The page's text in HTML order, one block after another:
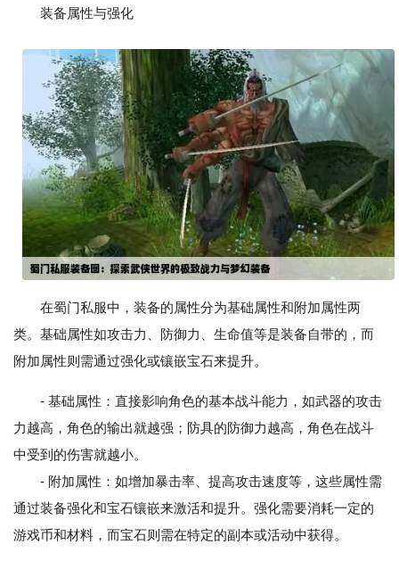
装备属性与强化
在蜀门私服中，装备的属性分为基础属性和附加属性两
类。基础属性如攻击力、防御力、生命值等是装备自带的，而
附加属性则需通过强化或镶嵌宝石来提升。
- 基础属性：直接影响角色的基本战斗能力，如武器的攻击
力越高，角色的输出就越强；防具的防御力越高，角色在战斗
中受到的伤害就越小。
- 附加属性：如增加暴击率、提高攻击速度等，这些属性需
通过装备强化和宝石镶嵌来激活和提升。强化需要消耗一定的
游戏币和材料，而宝石则需在特定的副本或活动中获得。